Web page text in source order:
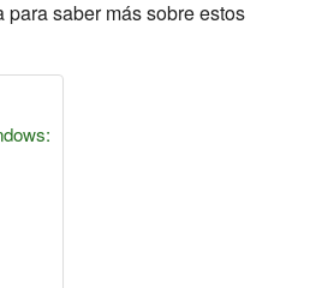
saber más sobre estos